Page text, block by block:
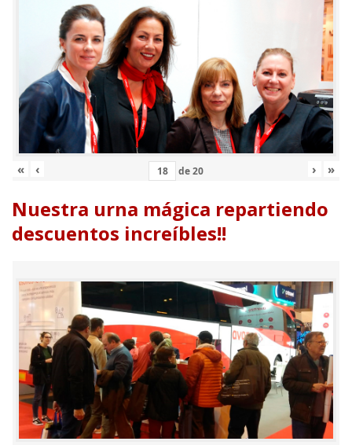
« ‹ de20 › »
Nuestra urna mágica repartiendo
descuentos increíbles!!